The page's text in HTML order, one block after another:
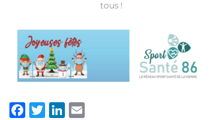
tous !
F
T
Li